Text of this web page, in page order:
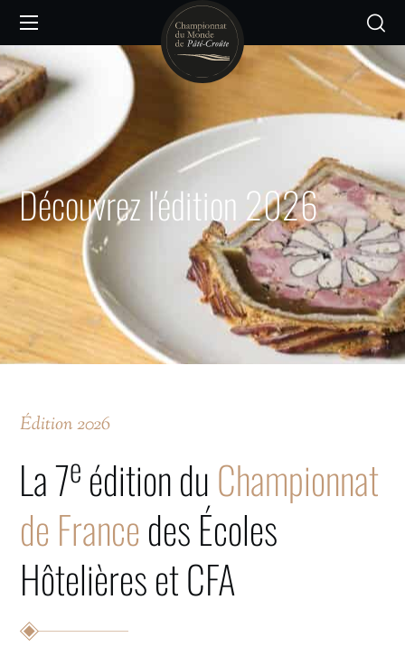
Découvrez l'édition 2026
Édition 2026
La 7e édition duChampionnat
de Francedes Écoles
Hôtelières et CFA